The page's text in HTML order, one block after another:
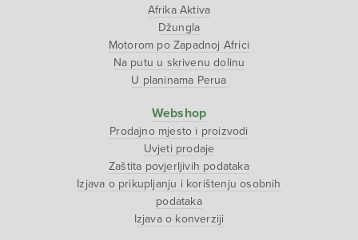
Afrika Aktiva
Džungla
Motorom po Zapadnoj Africi
Na putu u skrivenu dolinu
U planinama Perua
Webshop
Prodajno mjesto i proizvodi
Uvjeti prodaje
Zaštita povjerljivih podataka
Izjava o prikupljanju i korištenju osobnih
podataka
Izjava o konverziji